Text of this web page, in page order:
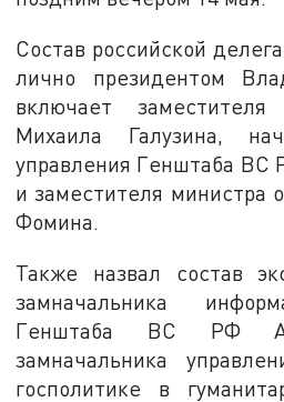
Состав российской
лично президентом
включает
Михаила Галузина,
управления Генштаба ВС
и заместителя министра
Фомина.
Также назвал состав
замначальника
Генштаба ВС РФ
замначальника
госполитике в